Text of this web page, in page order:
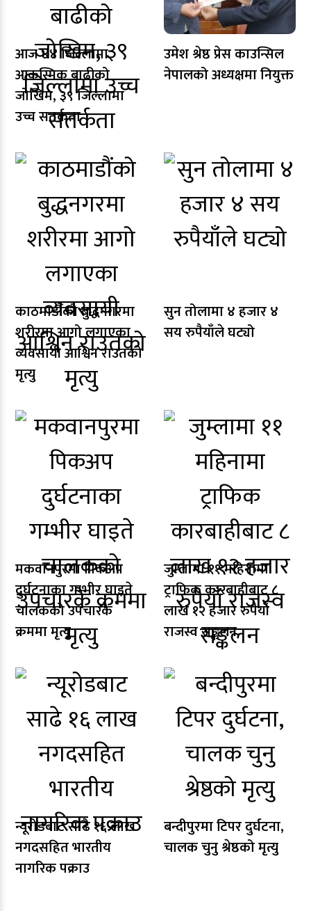
आज ४४ जिल्लामा
आकस्मिक बाढीको
जोखिम, ३९ जिल्लामा
उच्च सतर्कता
उमेश श्रेष्ठ प्रेस काउन्सिल
नेपालको अध्यक्षमा नियुक्त
काठमाडौंको बुद्धनगरमा
शरीरमा आगो लगाएका
व्यवसायी आश्विन राउतको
मृत्यु
सुन तोलामा ४ हजार ४
सय रुपैयाँले घट्यो
मकवानपुरमा पिकअप
दुर्घटनाका गम्भीर घाइते
चालकको उपचारकै
क्रममा मृत्यु
जुम्लामा ११ महिनामा
ट्राफिक कारबाहीबाट ८
लाख १२ हजार रुपैयाँ
राजस्व सङ्कलन
न्यूरोडबाट साढे १६ लाख
नगदसहित भारतीय
नागरिक पक्राउ
बन्दीपुरमा टिपर दुर्घटना,
चालक चुनु श्रेष्ठको मृत्यु